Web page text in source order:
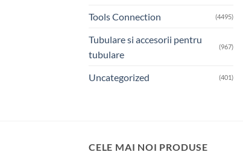
Tools Connection (4495)
Tubulare si accesorii pentru
tubulare
(967)
Uncategorized (401)
CELE MAI NOI PRODUSE